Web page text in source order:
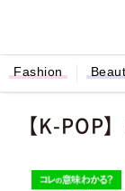
Fashion
【K-POP